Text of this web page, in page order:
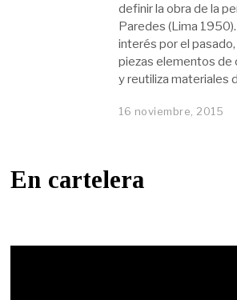
definir la obra de la
Paredes (Lima
interés por el
piezas elementos de
y reutiliza materiales
16 noviembre, 2015
En cartelera